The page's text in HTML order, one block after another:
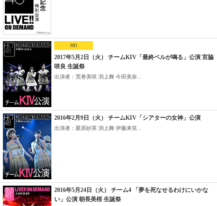
HD
2017年5月2日（火） チームKIV「最終ベルが鳴る」公演 宮脇
咲良 生誕祭
出演者：荒巻美咲 渕上舞 今田美奈...
2016年2月9日（火） チームKIV「シアターの女神」公演
出演者：栗原紗英 渕上舞 伊藤来笑...
2016年5月24日（火） チーム4 「夢を死なせるわけにいかな
い」公演 朝長美桜 生誕祭